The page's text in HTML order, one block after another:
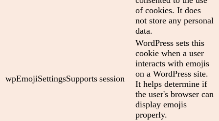
of cookies. It does
not store any personal
data.
wpEmojiSettingsSupports session
WordPress sets this
cookie when a user
interacts with emojis
on a WordPress site.
It helps determine if
the user's browser can
display emojis
properly.